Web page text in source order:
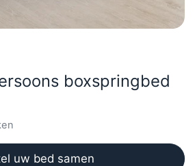
boxspringbed
uw bed samen